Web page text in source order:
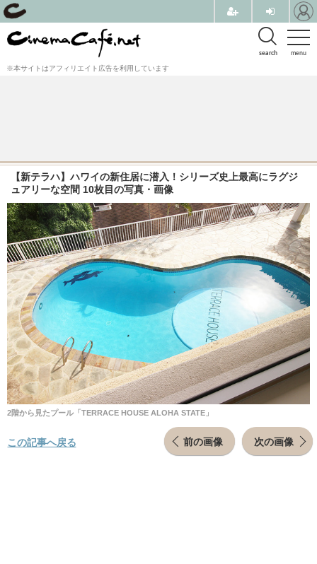
menu
search
※本サイトはアフィリエイト広告を利用しています
【新テラハ】ハワイの新住居に潜入！シリーズ史上最高にラグジ
ュアリーな空間 10枚目の写真・画像
2階から見たプール「TERRACE HOUSE ALOHA STATE」
前の画像 次の画像
この記事へ戻る